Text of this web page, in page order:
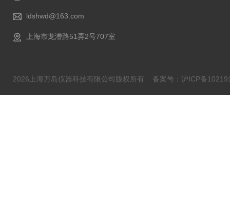
ldshwd@163.com
上海市龙漕路51弄2号707室
2026上海万岛仪器科技有限公司版权所有 备案号：沪ICP备